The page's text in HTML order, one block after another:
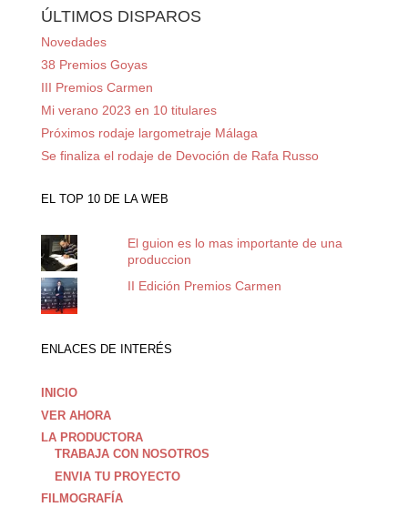
ÚLTIMOS DISPAROS
Novedades
38 Premios Goyas
III Premios Carmen
Mi verano 2023 en 10 titulares
Próximos rodaje largometraje Málaga
Se finaliza el rodaje de Devoción de Rafa Russo
EL TOP 10 DE LA WEB
El guion es lo mas importante de una
produccion
II Edición Premios Carmen
ENLACES DE INTERÉS
INICIO
VER AHORA
LA PRODUCTORA
TRABAJA CON NOSOTROS
ENVIA TU PROYECTO
FILMOGRAFÍA